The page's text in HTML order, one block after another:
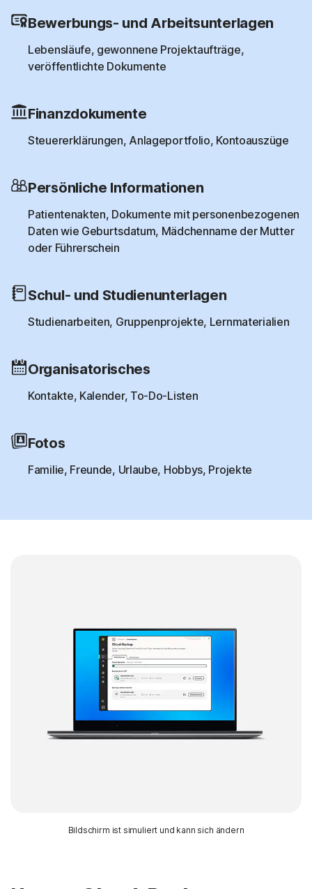
Bewerbungs- und Arbeitsunterlagen
Lebensläufe, gewonnene Projektaufträge,
veröffentlichte Dokumente
Finanzdokumente
Steuererklärungen, Anlageportfolio, Kontoauszüge
Persönliche Informationen
Patientenakten, Dokumente mit personenbezogenen
Daten wie Geburtsdatum, Mädchenname der Mutter
oder Führerschein
Schul- und Studienunterlagen
Studienarbeiten, Gruppenprojekte, Lernmaterialien
Organisatorisches
Kontakte, Kalender, To-Do-Listen
Fotos
Familie, Freunde, Urlaube, Hobbys, Projekte
Bildschirm ist simuliert und kann sich ändern